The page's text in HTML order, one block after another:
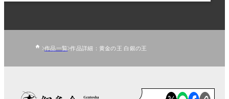
作品一覧 作品詳細：黄金の王 白銀の王